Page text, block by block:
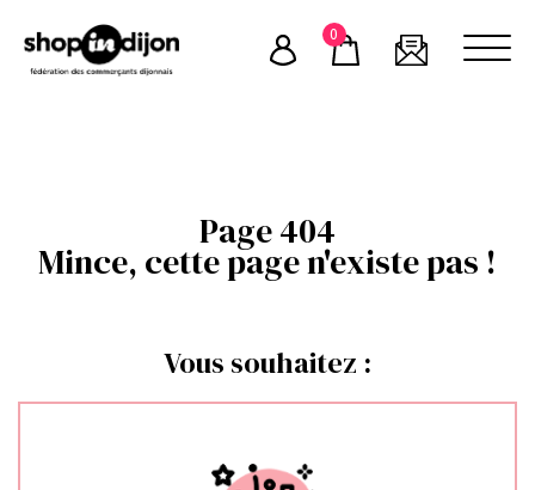
content
0
Page 404
Mince, cette page n'existe pas !
Vous souhaitez :